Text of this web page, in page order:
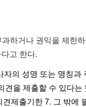
하거나 권익을 제한
고 한다.
의 성명 또는 명칭
을 제출할 수 있다
제출기한 7. 그 밖에